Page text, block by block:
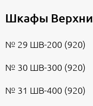
Шкафы
№ 29 ШВ-200 (920)
№ 30 ШВ-300 (920)
№ 31 ШВ-400 (920)